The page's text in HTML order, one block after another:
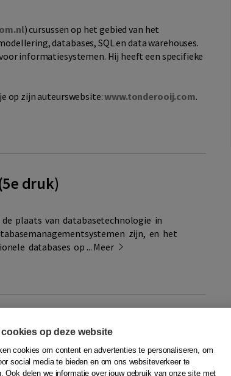
)cursussen op het gebied van het
databases, SQL en data warehouses.
informatiesystemen. Hij heeft een specifieke
op zijn auteurswebsite:www.tonderooij.com.
druk)
plaats van databasetechnologie in
zijn, en het
databases op ...Meer
Aanvragen
op deze website
cookies om content en advertenties te personaliseren, om
social media te bieden en om ons websiteverkeer te
Ook delen we informatie over jouw gebruik van onze site met